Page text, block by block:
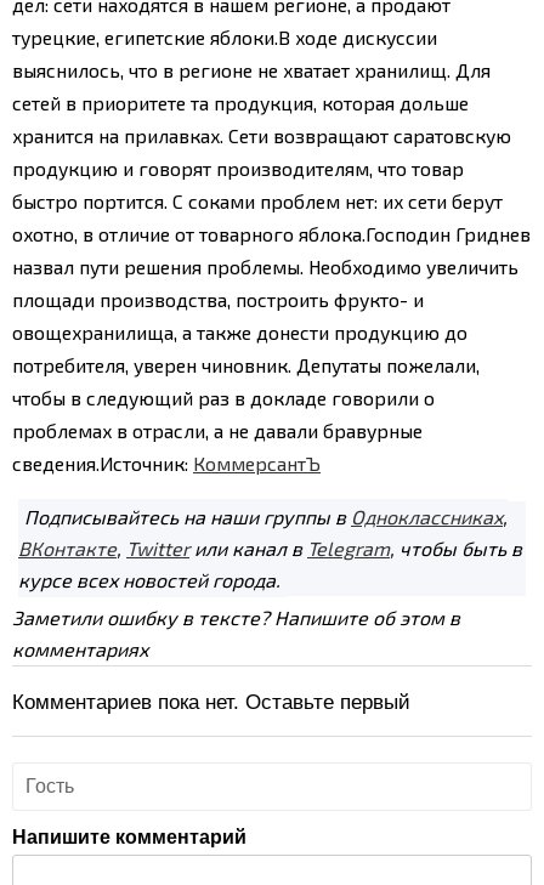
турецкие, египетские яблоки.В ходе дискуссии
выяснилось, что в регионе не хватает хранилищ. Для
сетей в приоритете та продукция, которая дольше
хранится на прилавках. Сети возвращают саратовскую
продукцию и говорят производителям, что товар
быстро портится. С соками проблем нет: их сети берут
охотно, в отличие от товарного яблока.Господин Гриднев
назвал пути решения проблемы. Необходимо увеличить
площади производства, построить фрукто- и
овощехранилища, а также донести продукцию до
потребителя, уверен чиновник. Депутаты пожелали,
чтобы в следующий раз в докладе говорили о
проблемах в отрасли, а не давали бравурные
сведения.Источник: КоммерсантЪ
Подписывайтесь на наши группы в Одноклассниках,
ВКонтакте, Twitterили канал в Telegram, чтобы быть в
курсе всех новостей города.
Заметили ошибку в тексте? Напишите об этом в
комментариях
Комментариев пока нет. Оставьте первый
Напишите комментарий